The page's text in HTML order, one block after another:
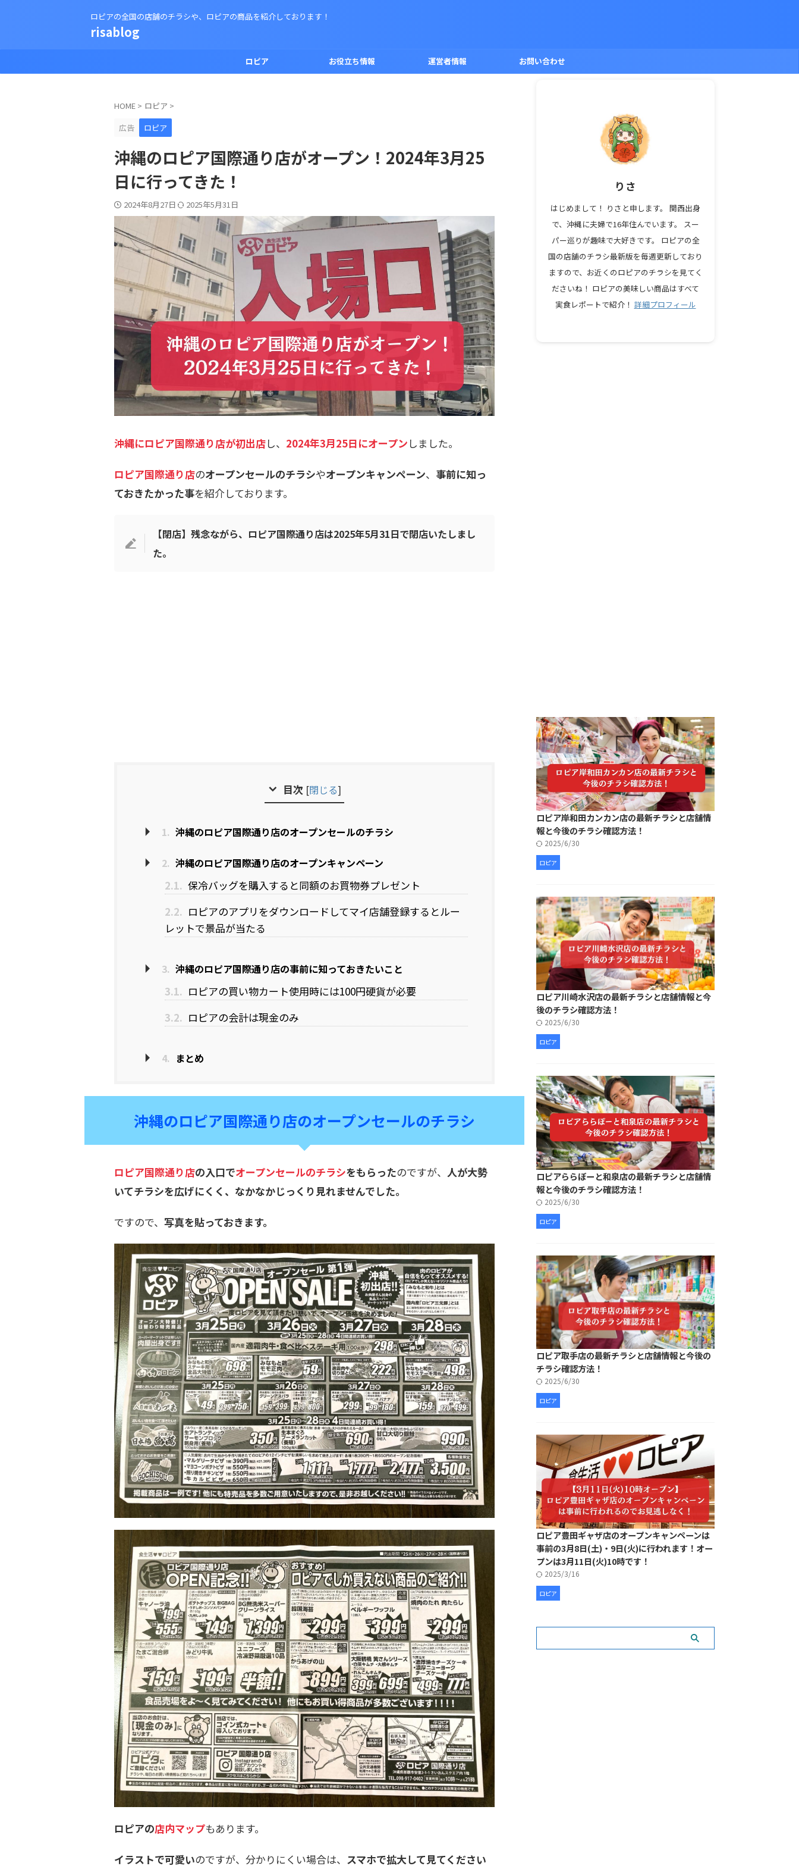
ロピアの全国の店舗のチラシや、ロピアの商品を紹介しております！
risablog
ロピア お役立ち情報 運営者情報 お問い合わせ
HOME > ロピア >
広告
ロピア
沖縄のロピア国際通り店がオープン！2024年3月25
日に行ってきた！
2024年8月27日 2025年5月31日
沖縄にロピア国際通り店が初出店し、 2024年3月25日にオープン しました。
ロピア国際通り店のオープンセールのチラシやオープンキャンペーン、 事前に知っ
ておきたかった事を紹介しております。
【閉店】残念ながら、ロピア国際通り店は2025年5月31日で閉店いたしまし
た。
目次 [閉じる]
1. 沖縄のロピア国際通り店のオープンセールのチラシ
2. 沖縄のロピア国際通り店のオープンキャンペーン
2.1. 保冷バッグを購入すると同額のお買物券プレゼント
2.2. ロピアのアプリをダウンロードしてマイ店舗登録するとルー
レットで景品が当たる
3. 沖縄のロピア国際通り店の事前に知っておきたいこと
3.1. ロピアの買い物カート使用時には100円硬貨が必要
3.2. ロピアの会計は現金のみ
4. まとめ
沖縄のロピア国際通り店のオープンセールのチラシ
ロピア国際通り店の入口でオープンセールのチラシをもらったのですが、 人が大勢
いてチラシを広げにくく、なかなかじっくり見れませんでした。
ですので、 写真を貼っておきます。
ロピアの店内マップもあります。
イラストで可愛いのですが、分かりにくい場合は、 スマホで拡大して見てください
りさ
はじめまして！ りさと申します。 関西出身
で、沖縄に夫婦で16年住んでいます。 スー
パー巡りが趣味で大好きです。 ロピアの全
国の店舗のチラシ最新版を毎週更新しており
ますので、お近くのロピアのチラシを見てく
ださいね！ ロピアの美味しい商品はすべて
実食レポートで紹介！ 詳細プロフィール
ロピア岸和田カンカン店の最新チラシと店舗情
報と今後のチラシ確認方法！
2025/6/30
ロピア
ロピア川崎水沢店の最新チラシと店舗情報と今
後のチラシ確認方法！
2025/6/30
ロピア
ロピアららぽーと和泉店の最新チラシと店舗情
報と今後のチラシ確認方法！
2025/6/30
ロピア
ロピア取手店の最新チラシと店舗情報と今後の
チラシ確認方法！
2025/6/30
ロピア
ロピア豊田ギャザ店のオープンキャンペーンは
事前の3月8日(土)・9日(火)に行われます！オー
プンは3月11日(火)10時です！
2025/3/16
ロピア